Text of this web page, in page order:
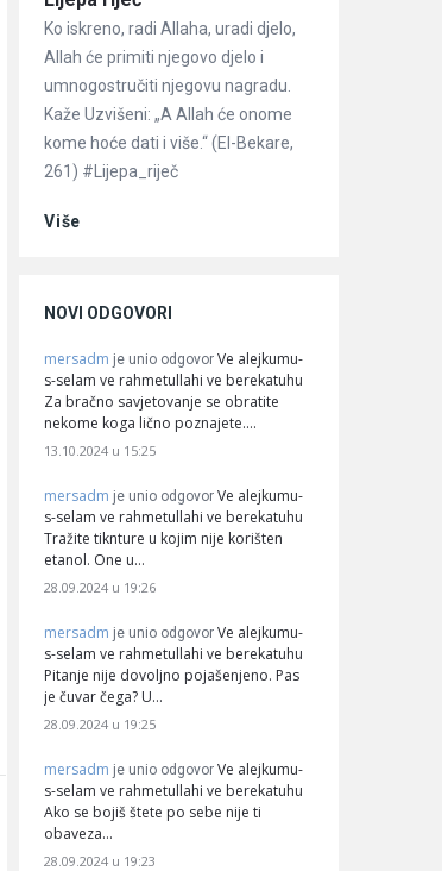
Ko iskreno, radi Allaha, uradi djelo,
Allah će primiti njegovo djelo i
umnogostručiti njegovu nagradu.
Kaže Uzvišeni: „A Allah će onome
kome hoće dati i više.“ (El-Bekare,
261) #Lijepa_riječ
Više
NOVI ODGOVORI
mersadm je unio odgovor Ve alejkumu-
s-selam ve rahmetullahi ve berekatuhu
Za bračno savjetovanje se obratite
nekome koga lično poznajete.…
13.10.2024 u 15:25
mersadm je unio odgovor Ve alejkumu-
s-selam ve rahmetullahi ve berekatuhu
Tražite tiknture u kojim nije korišten
etanol. One u…
28.09.2024 u 19:26
mersadm je unio odgovor Ve alejkumu-
s-selam ve rahmetullahi ve berekatuhu
Pitanje nije dovoljno pojašenjeno. Pas
je čuvar čega? U…
28.09.2024 u 19:25
mersadm je unio odgovor Ve alejkumu-
s-selam ve rahmetullahi ve berekatuhu
Ako se bojiš štete po sebe nije ti
obaveza…
28.09.2024 u 19:23